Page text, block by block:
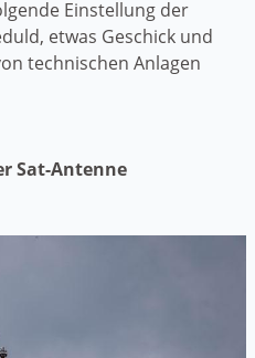
Einstellung der
etwas Geschick und
technischen Anlagen
Sat-Antenne